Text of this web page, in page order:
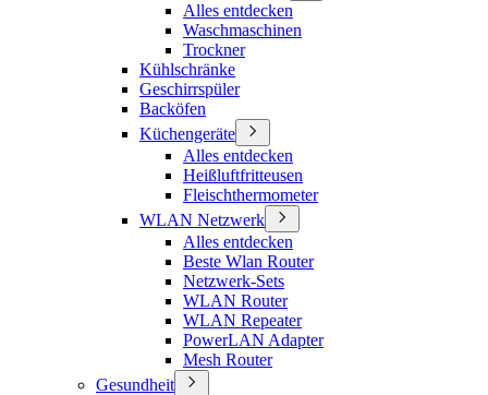
Alles entdecken
Waschmaschinen
Trockner
Kühlschränke
Geschirrspüler
Backöfen
Küchengeräte
Alles entdecken
Heißluftfritteusen
Fleischthermometer
WLAN Netzwerk
Alles entdecken
Beste Wlan Router
Netzwerk-Sets
WLAN Router
WLAN Repeater
PowerLAN Adapter
Mesh Router
Gesundheit